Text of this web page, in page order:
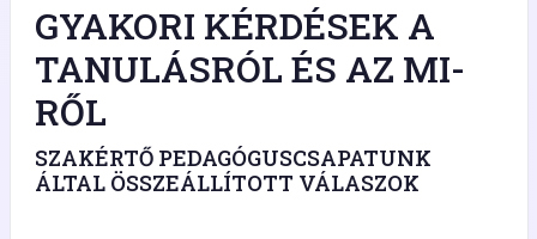
GYAKORI KÉRDÉSEK A
TANULÁSRÓL ÉS AZ MI-
RŐL
SZAKÉRTŐ PEDAGÓGUSCSAPATUNK
ÁLTAL ÖSSZEÁLLÍTOTT VÁLASZOK